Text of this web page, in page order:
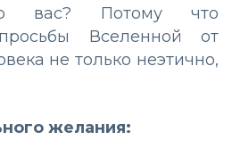
вас? Потому что
Вселенной от
не только неэтично,
желания: